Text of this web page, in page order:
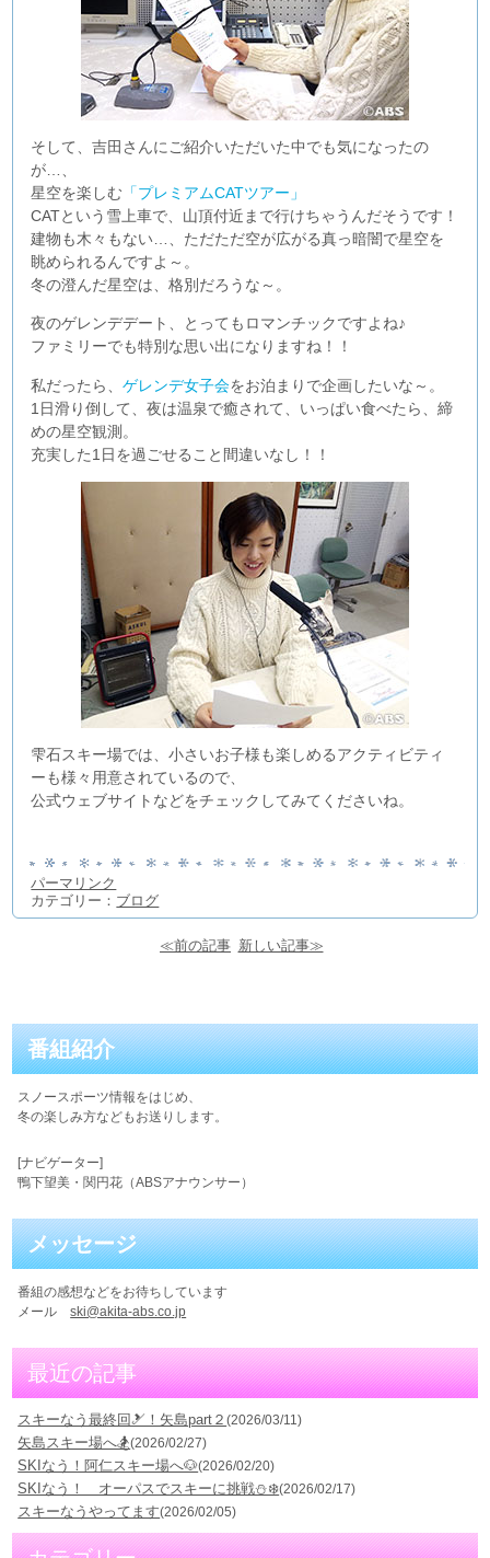
そして、吉田さんにご紹介いただいた中でも気になったの
が…、
星空を楽しむ 「プレミアムCATツアー」
CATという雪上車で、山頂付近まで行けちゃうんだそうです！
建物も木々もない…、ただただ空が広がる真っ暗闇で星空を
眺められるんですよ～。
冬の澄んだ星空は、格別だろうな～。
夜のゲレンデデート、とってもロマンチックですよね♪
ファミリーでも特別な思い出になりますね！！
私だったら、ゲレンデ女子会をお泊まりで企画したいな～。
1日滑り倒して、夜は温泉で癒されて、いっぱい食べたら、締
めの星空観測。
充実した1日を過ごせること間違いなし！！
雫石スキー場では、小さいお子様も楽しめるアクティビティ
ーも様々用意されているので、
公式ウェブサイトなどをチェックしてみてくださいね。
パーマリンク
カテゴリー： ブログ
≪前の記事 新しい記事≫
番組紹介
スノースポーツ情報をはじめ、
冬の楽しみ方などもお送りします。
[ナビゲーター]
鴨下望美・関円花（ABSアナウンサー）
メッセージ
番組の感想などをお待ちしています
メールski@akita-abs.co.jp
最近の記事
スキーなう最終回🎿！矢島part２(2026/03/11)
矢島スキー場へ🏂(2026/02/27)
SKIなう！阿仁スキー場へ🐶(2026/02/20)
SKIなう！ オーパスでスキーに挑戦⛄️❄️(2026/02/17)
スキーなうやってます(2026/02/05)